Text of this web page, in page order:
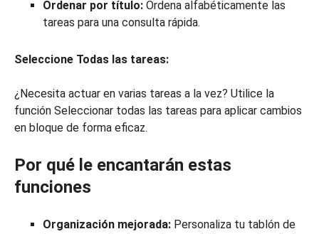
Ordenar por título: Ordena alfabéticamente las
tareas para una consulta rápida.
Seleccione Todas las tareas:
¿Necesita actuar en varias tareas a la vez? Utilice la
función Seleccionar todas las tareas para aplicar cambios
en bloque de forma eficaz.
Por qué le encantarán estas
funciones
Organización mejorada: Personaliza tu tablón de